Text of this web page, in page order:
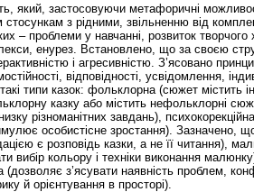
який, застосовуючи метафоричні
з рідними, звільненню від
– проблеми у навчанні, розвиток творчого
енурез. Встановлено, що за своєю
і агресивністю. З’ясовано
відповідності, усвідомлення,
типи казок: фольклорна (сюжет містить
казку або містить нефольклорні
різноманітних завдань),
особистісне зростання). Зазначено,
є розповідь казки, а не її читання),
вибір кольору і техніки виконання
з’ясувати наявність проблем,
й орієнтування в просторі).